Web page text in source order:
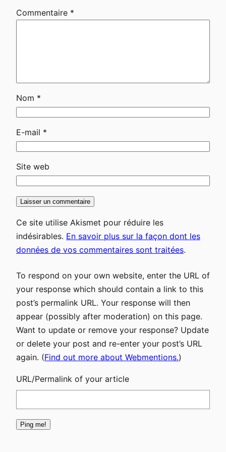
Commentaire *
Nom *
E-mail *
Site web
Ce site utilise Akismet pour réduire les
indésirables. En savoir plus sur la façon dont les
données de vos commentaires sont traitées.
To respond on your own website, enter the URL of
your response which should contain a link to this
post’s permalink URL. Your response will then
appear (possibly after moderation) on this page.
Want to update or remove your response? Update
or delete your post and re-enter your post’s URL
again. (Find out more about Webmentions.)
URL/Permalink of your article